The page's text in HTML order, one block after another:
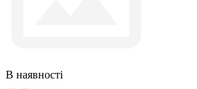
В наявності